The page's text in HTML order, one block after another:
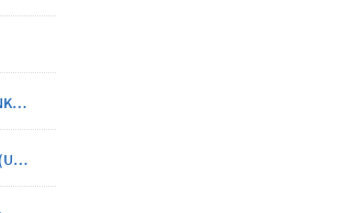
HaeElaimenTeurastustiedot.v1 (UNKNOWN)
HaeElaimenPolveutumistiedot.v1 (UNKNOWN)